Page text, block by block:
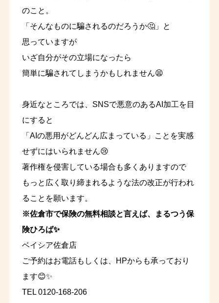
のこと。
「そんなものに騙されるのだろうか🤔」と
思っていますが
いざ自分がその立場になったら
簡単に騙されてしまうかもしれません😫
身近なところでは、SNSで悪意のあるAI加工を目
にすると
「AIの悪用がどんどん広まっている」ことを実感
せずにはいられません😢
著作権を侵害している場合も多くありますので
もっと広く取り締まれるような法の改正が行われ
ることを願います。
※佐倉市で保険の無料相談と言えば、まるつう保
険ひろば✨
ベイシア佐倉店
ご予約はお電話もしくは、HPからも承っており
ます😊✨
TEL 0120-168-206